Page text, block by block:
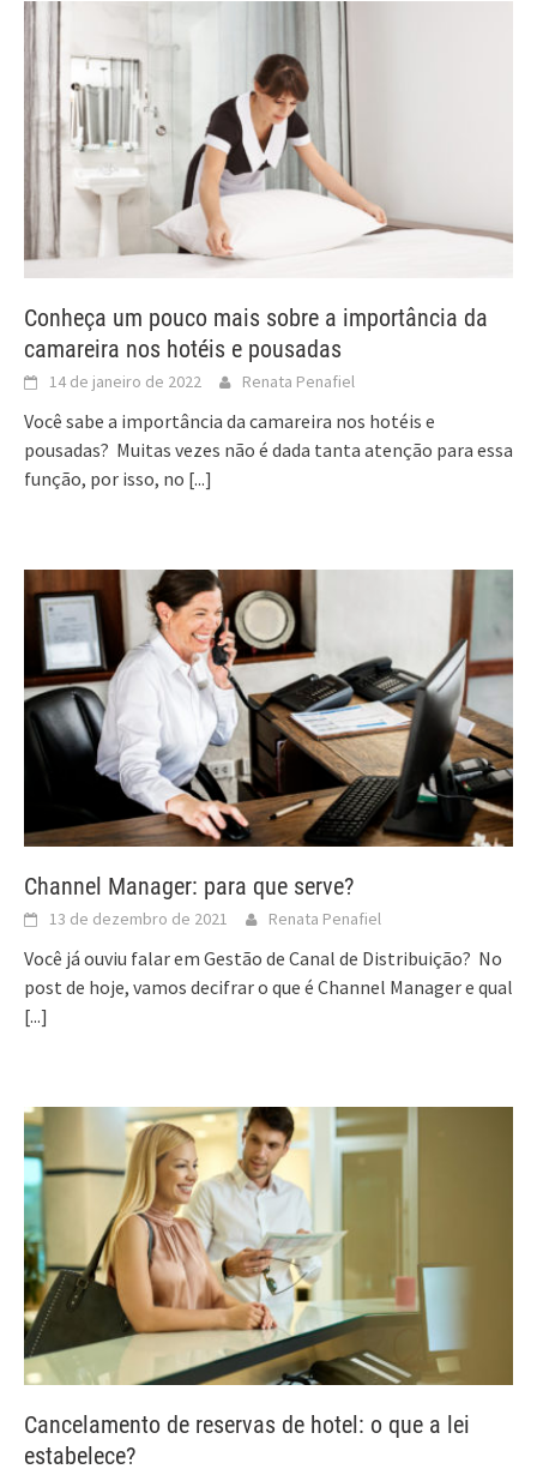
Conheça um pouco mais sobre a importância da
camareira nos hotéis e pousadas
14 de janeiro de 2022 Renata Penafiel
Você sabe a importância da camareira nos hotéis e
pousadas? Muitas vezes não é dada tanta atenção para essa
função, por isso, no [...]
Channel Manager: para que serve?
13 de dezembro de 2021 Renata Penafiel
Você já ouviu falar em Gestão de Canal de Distribuição? No
post de hoje, vamos decifrar o que é Channel Manager e qual
[...]
Cancelamento de reservas de hotel: o que a lei
estabelece?